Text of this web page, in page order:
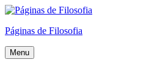
Skip
content
Páginas de Filosofia
Menu